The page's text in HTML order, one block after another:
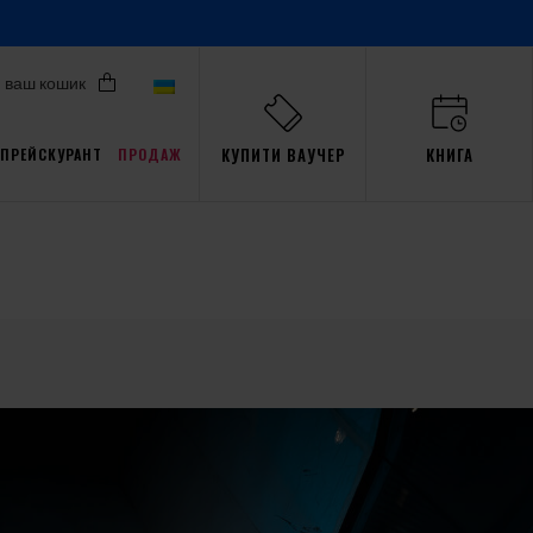
ваш кошик
ПРЕЙСКУРАНТ ПРОДАЖ КУПИТИ ВАУЧЕР КНИГА